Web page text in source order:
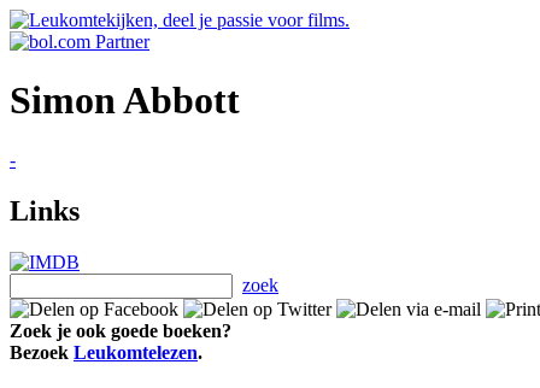
Simon Abbott
-
Links
zoek
Zoek je ook goede boeken?
Bezoek Leukomtelezen.